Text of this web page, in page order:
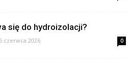
się do hydroizolacji?
czerwca 2026 0